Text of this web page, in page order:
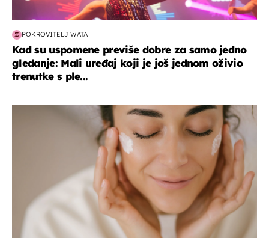
POKROVITELJ WATA
Kad su uspomene previše dobre za samo jedno
gledanje: Mali uređaj koji je još jednom oživio
trenutke s ple...
moda & ljepota